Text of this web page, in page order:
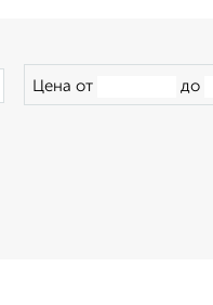
Цена от до